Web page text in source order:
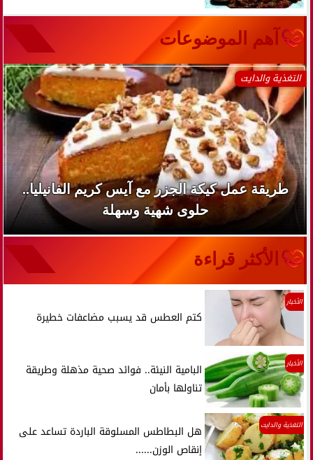
آهم الموضوعات
التغذية والدايت
طريقة عمل كيكة الجزر مع آيس كريم الفانيليا..
حلوى شهية وسهلة
الأكثر قراءة
الأخبار
كتم العطس قد يسبب مضاعفات خطيرة
الأخبار
البامية النيئة.. فوائد صحية مذهلة وطريقة
تناولها بأمان
التغذية والدايت
هل البطاطس المسلوقة الباردة تساعد على
إنقاص الوزن......